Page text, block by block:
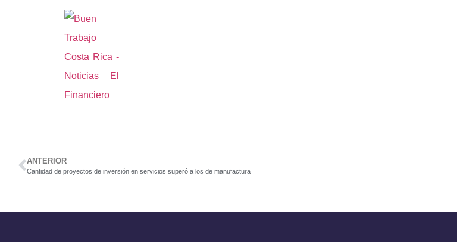
ANTERIOR
Cantidad de proyectos de inversión en servicios superó a los de manufactura